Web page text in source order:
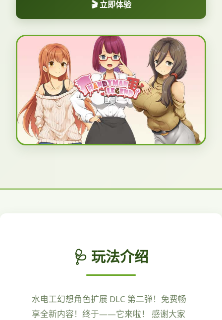
🎬 立即体验
🩺 玩法介绍
水电工幻想角色扩展 DLC 第二弹！免费畅
享全新内容！终于——它来啦！ 感谢大家